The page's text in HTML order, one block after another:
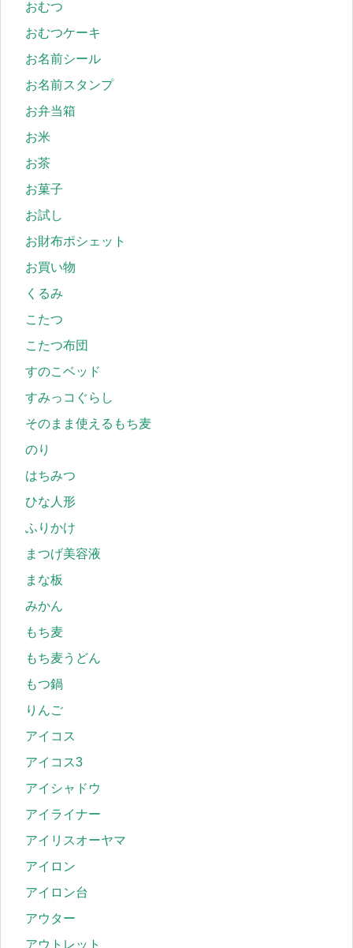
おむつ
おむつケーキ
お名前シール
お名前スタンプ
お弁当箱
お米
お茶
お菓子
お試し
お財布ポシェット
お買い物
くるみ
こたつ
こたつ布団
すのこベッド
すみっコぐらし
そのまま使えるもち麦
のり
はちみつ
ひな人形
ふりかけ
まつげ美容液
まな板
みかん
もち麦
もち麦うどん
もつ鍋
りんご
アイコス
アイコス3
アイシャドウ
アイライナー
アイリスオーヤマ
アイロン
アイロン台
アウター
アウトレット